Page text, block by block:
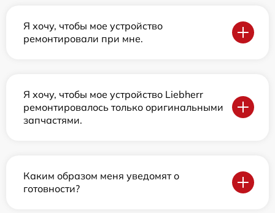
Я хочу, чтобы мое устройство
ремонтировали при мне.
Я хочу, чтобы мое устройство Liebherr
ремонтировалось только оригинальными
запчастями.
Каким образом меня уведомят о
готовности?